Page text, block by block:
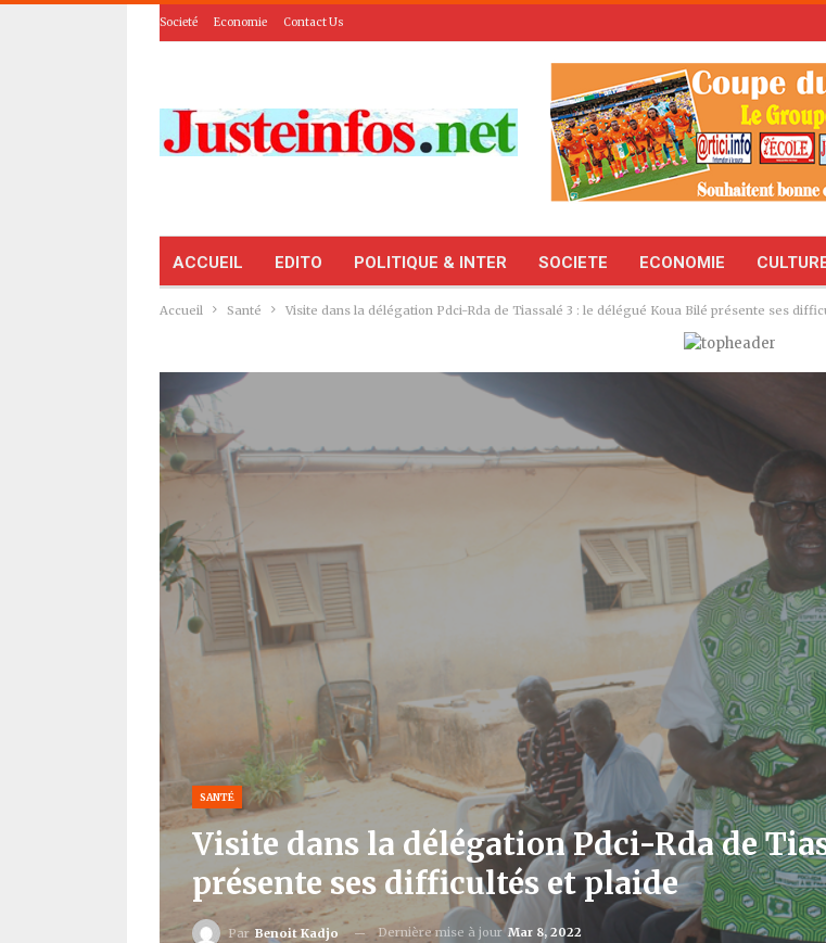
Societé Economie Contact Us
ACCUEIL EDITO POLITIQUE & INTER SOCIETE ECONOMIE
Accueil Santé Visite dans la délégation Pdci-Rda de Tiassalé 3 : le délégué Koua Bilé présente ses
SANTÉ
Visite dans la délégation Pdci-Rda de
présente ses difficultés et plaide
Par Benoit Kadjo Dernière mise à jour Mar 8, 2022